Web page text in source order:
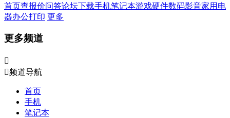
首页查报价问答论坛下载手机笔记本游戏硬件数码影音家用电
器办公打印 更多
更多频道

频道导航
首页
手机
笔记本